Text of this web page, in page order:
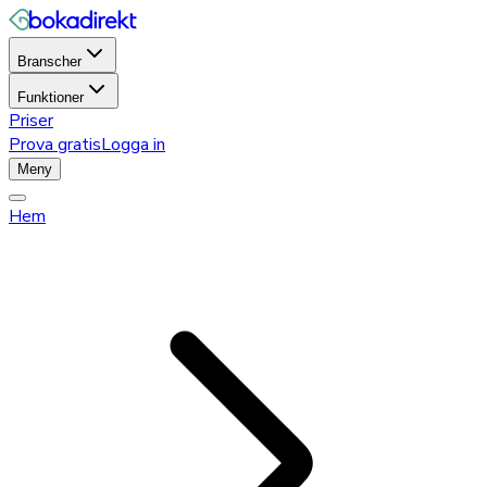
Branscher
Funktioner
Priser
Prova gratisLogga in
Meny
Hem